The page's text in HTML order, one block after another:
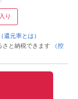
り
（還元率とは）
と納税できます
（控